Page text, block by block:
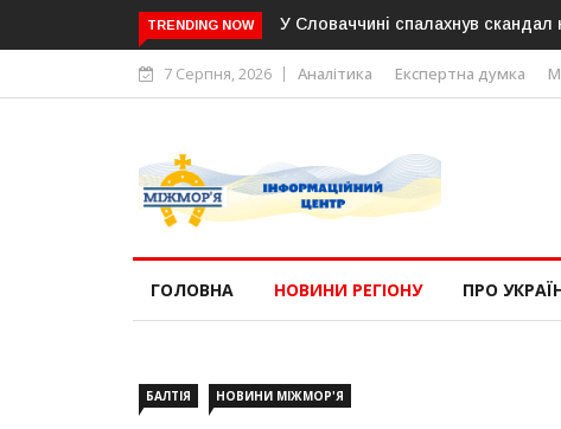
TRENDING NOW
У Словаччині спалахнув скандал навколо камер на дорогах:
7 Серпня, 2026 Аналітика Експертна думка
ГОЛОВНА НОВИНИ РЕГІОНУ ПРО
БАЛТІЯ НОВИНИ МІЖМОР'Я